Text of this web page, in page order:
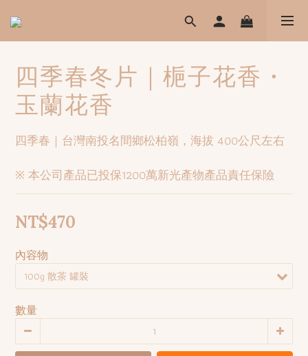
四季春冬片｜梔子花香・
玉蘭花香
四季春｜台灣南投名間鄉松柏嶺，海拔 400公尺左右
※ 本公司產品已投保1200萬新光產物產品責任保險
NT$470
內容物
數量